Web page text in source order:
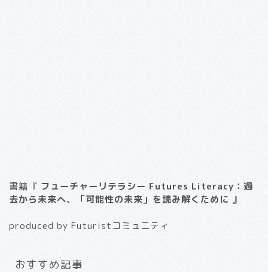
書籍『 フューチャーリテラシー Futures Literacy：過
去から未来へ、「可能性の未来」を読み解くために 』
produced by Futuristコミュニティ
おすすめ記事